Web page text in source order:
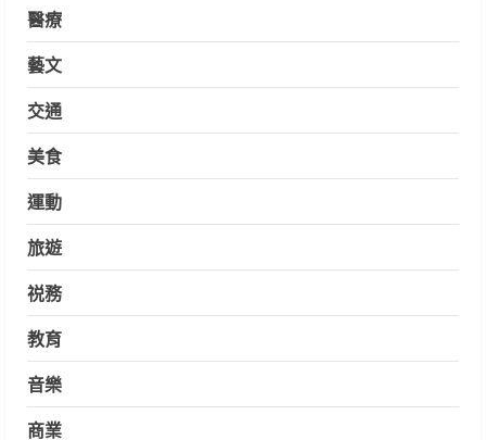
醫療
藝文
交通
美食
運動
旅遊
祱務
教育
音樂
商業